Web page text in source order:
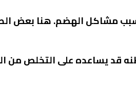
مشاكل الهضم. هنا بعض
يساعده على التخلص من